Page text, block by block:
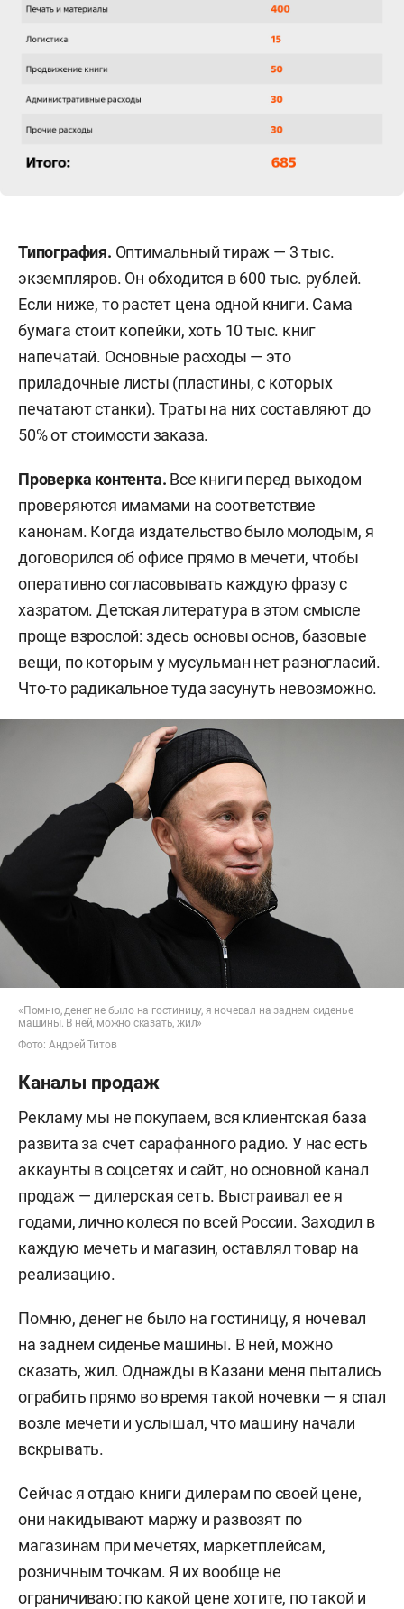
Типография. Оптимальный тираж — 3 тыс.
экземпляров. Он обходится в 600 тыс. рублей.
Если ниже, то растет цена одной книги. Сама
бумага стоит копейки, хоть 10 тыс. книг
напечатай. Основные расходы — это
приладочные листы (пластины, с которых
печатают станки). Траты на них составляют до
50% от стоимости заказа.
Проверка контента. Все книги перед выходом
проверяются имамами на соответствие
канонам. Когда издательство было молодым, я
договорился об офисе прямо в мечети, чтобы
оперативно согласовывать каждую фразу с
хазратом. Детская литература в этом смысле
проще взрослой: здесь основы основ, базовые
вещи, по которым у мусульман нет разногласий.
Что-то радикальное туда засунуть невозможно.
«Помню, денег не было на гостиницу, я ночевал на заднем сиденье
машины. В ней, можно сказать, жил»
Фото: Андрей Титов
Каналы продаж
Рекламу мы не покупаем, вся клиентская база
развита за счет сарафанного радио. У нас есть
аккаунты в соцсетях и сайт, но основной канал
продаж — дилерская сеть. Выстраивал ее я
годами, лично колеся по всей России. Заходил в
каждую мечеть и магазин, оставлял товар на
реализацию.
Помню, денег не было на гостиницу, я ночевал
на заднем сиденье машины. В ней, можно
сказать, жил. Однажды в Казани меня пытались
ограбить прямо во время такой ночевки — я спал
возле мечети и услышал, что машину начали
вскрывать.
Сейчас я отдаю книги дилерам по своей цене,
они накидывают маржу и развозят по
магазинам при мечетях, маркетплейсам,
розничным точкам. Я их вообще не
ограничиваю: по какой цене хотите, по такой и